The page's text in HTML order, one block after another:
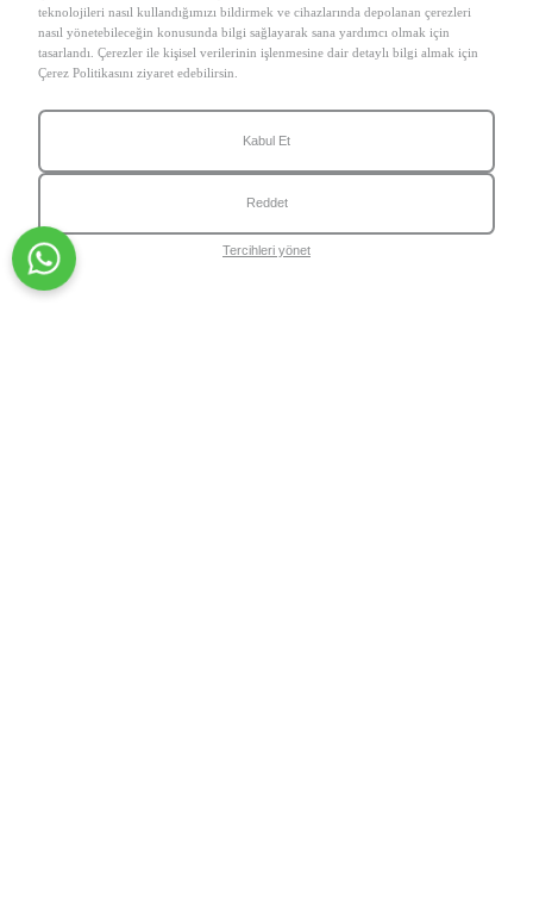
YAŞLANMA
teknolojileri nasıl kullandığımızı bildirmek ve cihazlarında depolanan çerezleri
nasıl yönetebileceğin konusunda bilgi sağlayarak sana yardımcı olmak için
tasarlandı. Çerezler ile kişisel verilerinin işlenmesine dair detaylı bilgi almak için
Çerez Politikasını ziyaret edebilirsin.
Kabul Et
Reddet
Tercihleri yönet